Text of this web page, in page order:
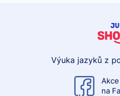
Výuka jazyků z
Akce
na